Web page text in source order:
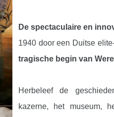
De spectaculaire en
1940 door een Duitse
tragische begin van
Herbeleef de
kazerne, het museum,